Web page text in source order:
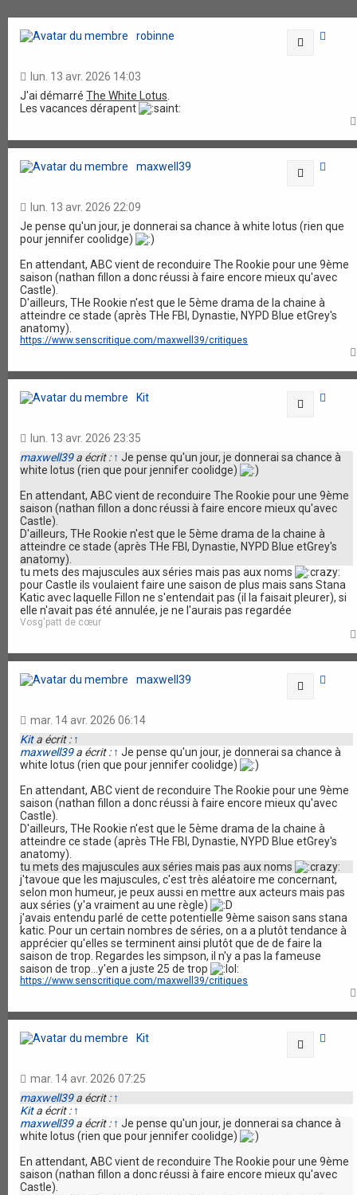
robinne Citation
lun. 13 avr. 2026 14:03
J'ai démarré The White Lotus
Les vacances dérapent
maxwell39 Citation
lun. 13 avr. 2026 22:09
Je pense qu'un jour, je donnerai sa chance à white lotus (rien que
pour jennifer coolidge)
En attendant, ABC vient de reconduire The Rookie pour une 9ème
saison (nathan fillon a donc réussi à faire encore mieux qu'avec
Castle).
D'ailleurs, THe Rookie n'est que le 5ème drama de la chaine à
atteindre ce stade (après THe FBI, Dynastie, NYPD Blue etGrey's
anatomy).
https://www.senscritique.com/maxwell39/critiques
Kit Citation
lun. 13 avr. 2026 23:35
maxwell39a écrit : ↑ Je pense qu'un jour, je donnerai sa chance à
white lotus (rien que pour jennifer coolidge)
En attendant, ABC vient de reconduire The Rookie pour une 9ème
saison (nathan fillon a donc réussi à faire encore mieux qu'avec
Castle).
D'ailleurs, THe Rookie n'est que le 5ème drama de la chaine à
atteindre ce stade (après THe FBI, Dynastie, NYPD Blue etGrey's
anatomy).
tu mets des majuscules aux séries mais pas aux noms
pour Castle ils voulaient faire une saison de plus mais sans Stana
Katic avec laquelle Fillon ne s'entendait pas (il la faisait pleurer), si
elle n'avait pas été annulée, je ne l'aurais pas regardée
Vosg'patt de cœur
maxwell39 Citation
mar. 14 avr. 2026 06:14
Kita écrit : ↑
maxwell39a écrit : ↑ Je pense qu'un jour, je donnerai sa chance à
white lotus (rien que pour jennifer coolidge)
En attendant, ABC vient de reconduire The Rookie pour une 9ème
saison (nathan fillon a donc réussi à faire encore mieux qu'avec
Castle).
D'ailleurs, THe Rookie n'est que le 5ème drama de la chaine à
atteindre ce stade (après THe FBI, Dynastie, NYPD Blue etGrey's
anatomy).
tu mets des majuscules aux séries mais pas aux noms
j'tavoue que les majuscules, c'est très aléatoire me concernant,
selon mon humeur, je peux aussi en mettre aux acteurs mais pas
aux séries (y'a vraiment au une règle)
j'avais entendu parlé de cette potentielle 9ème saison sans stana
katic. Pour un certain nombres de séries, on a a plutôt tendance à
apprécier qu'elles se terminent ainsi plutôt que de de faire la
saison de trop. Regardes les simpson, il n'y a pas la fameuse
saison de trop...y'en a juste 25 de trop
https://www.senscritique.com/maxwell39/critiques
Kit Citation
mar. 14 avr. 2026 07:25
maxwell39a écrit : ↑
Kita écrit : ↑
maxwell39a écrit : ↑ Je pense qu'un jour, je donnerai sa chance à
white lotus (rien que pour jennifer coolidge)
En attendant, ABC vient de reconduire The Rookie pour une 9ème
saison (nathan fillon a donc réussi à faire encore mieux qu'avec
Castle).